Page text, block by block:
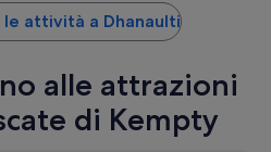
attività a Dhanaulti
alle attrazioni
di Kempty